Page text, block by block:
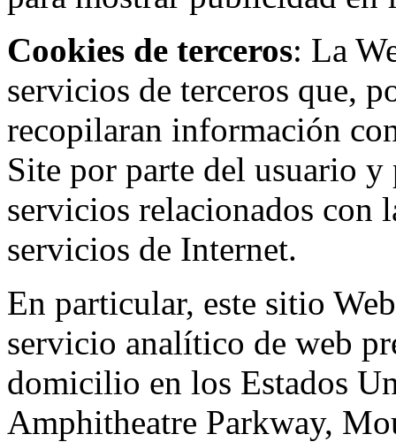
Cookies de terceros: La
servicios de terceros que,
recopilaran información
Site por parte del usuario
servicios relacionados con
servicios de Internet.
En particular, este sitio
servicio analítico de web
domicilio en los Estados
Amphitheatre Parkway,